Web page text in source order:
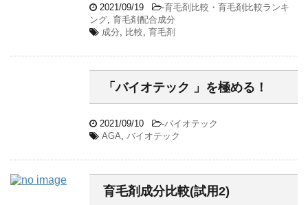
2021/09/19 -育毛剤比較・育毛剤比較ランキ
ング 育毛剤配合成分
成分
比較 育毛剤
「バイオテック 」を極める！
2021/09/10 -バイオテック
AGA
バイオテック
育毛剤成分比較(試用2)